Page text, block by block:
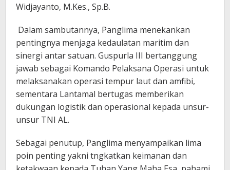
Widjayanto, M.Kes., Sp.B.
Dalam sambutannya, Panglima menekankan
pentingnya menjaga kedaulatan maritim dan
sinergi antar satuan. Guspurla III bertanggung
jawab sebagai Komando Pelaksana Operasi untuk
melaksanakan operasi tempur laut dan amfibi,
sementara Lantamal bertugas memberikan
dukungan logistik dan operasional kepada unsur-
unsur TNI AL.
Sebagai penutup, Panglima menyampaikan lima
poin penting yakni tngkatkan keimanan dan